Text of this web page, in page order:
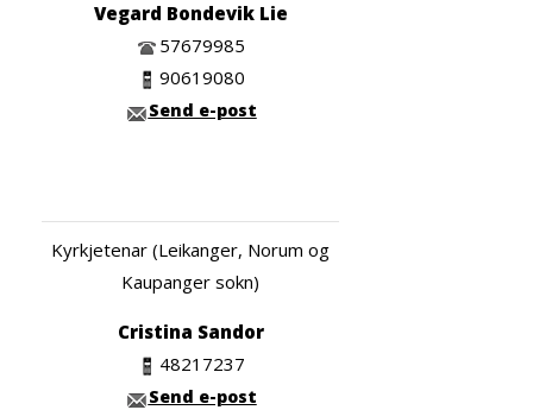
Vegard Bondevik Lie
57679985
90619080
Send e-post
Kyrkjetenar (Leikanger, Norum og
Kaupanger sokn)
Cristina Sandor
48217237
Send e-post